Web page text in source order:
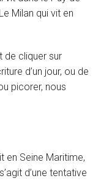
Milan qui vit en
de cliquer sur
d’un jour, ou de
picorer, nous
en Seine Maritime,
d’une tentative